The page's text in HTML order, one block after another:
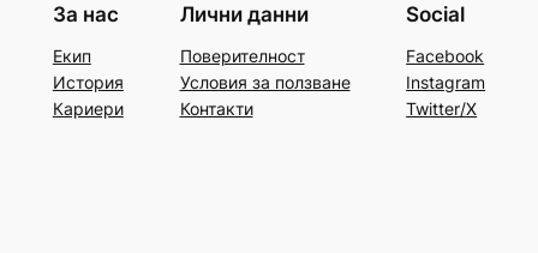
За нас
Екип
История
Кариери
Лични данни
Поверителност
Условия за ползване
Контакти
Social
Facebook
Instagram
Twitter/X